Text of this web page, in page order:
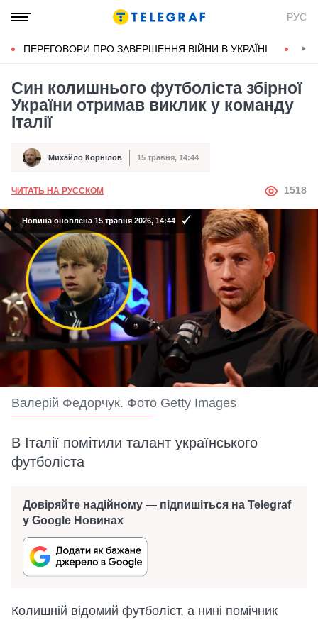
РУС
ПЕРЕГОВОРИ ПРО ЗАВЕРШЕННЯ ВІЙНИ В УКРАЇНІ
Син колишнього футболіста збірної
України отримав виклик у команду
Італії
Автор Михайло Корнілов
Дата публікації 15 травня, 14:44
ЧИТАТЬ НА РУССКОМ АВТОР
1518
Новина оновлена 15 травня 2026, 14:44
Валерій Федорчук. Фото Getty Images
В Італії помітили талант українського
футболіста
Довіряйте надійному — підпишіться на Telegraf
у Google Новинах
Колишній відомий футболіст, а нині помічник